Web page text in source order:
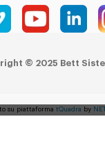
© 2025 Bett
su piattaforma tQuadra by